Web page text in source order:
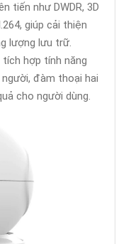
tiến như DWDR, 3D
giúp cải thiện
lượng lưu trữ.
tích hợp tính năng
đàm thoại hai
cho người dùng.